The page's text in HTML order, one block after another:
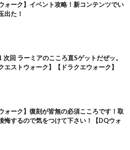
ォーク】イベント攻略！新コンテンツでい
出た！
回 ラーミアのこころ直Sゲットだぜッ。
エストウォーク】【ドラクエウォーク】
ォーク】復刻が皆無の必須こころです！取
悔するので気をつけて下さい！【DQウォ